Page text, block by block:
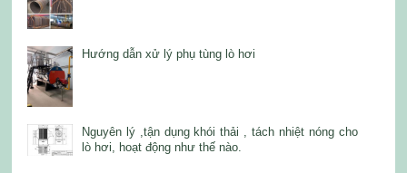
Hướng dẫn xử lý phụ tùng lò hơi
Nguyên lý ,tận dụng khói thải , tách nhiệt nóng cho
lò hơi, hoạt động như thế nào.